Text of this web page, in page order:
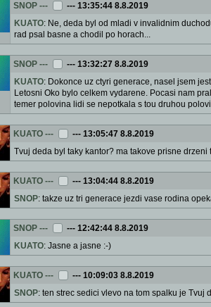
SNOP --- --- 13:35:44 8.8.2019
KUATO: Ne, deda byl od mladi v invalidnim
rad psal basne a chodil po horach...
SNOP --- --- 13:32:27 8.8.2019
KUATO: Dokonce uz ctyri generace, nasel jsem
Letosni Oko bylo celkem vydarene. Pocasi nam
temer polovina lidi se nepotkala s tou druhou
KUATO --- --- 13:05:47 8.8.2019
Tvuj deda byl taky kantor? ma takove prisne
KUATO --- --- 13:04:44 8.8.2019
SNOP: takze uz tri generace jezdi vase rodina
SNOP --- --- 12:42:44 8.8.2019
KUATO: Jasne a jasne :-)
KUATO --- --- 10:09:03 8.8.2019
SNOP: ten strec sedici vlevo na tom spalku je Tvuj